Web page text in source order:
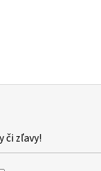
či zľavy!